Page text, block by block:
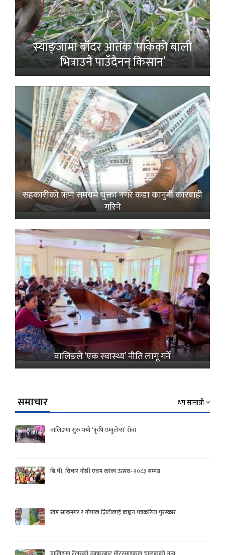
स्याङ्जामा बाँदर आतंक ‘पाकेको बाली
भित्राउनै पाउँदैनन् किसान’
सहकारीको ऋण समयमै चुक्ता नगरे कडा कानुनी कारबाही
गरिने
वालिङले ‘एक स्वास्थ्य’ नीति लागू गर्ने
समाचार थप सामाग्री
वालिङमा सुरु भयो ‘कृषि एम्बुलेन्स’ सेवा
बि.पी. विचार गोष्ठी एवम काव्य उत्सव- २०८३ सम्पन्न
खेम सारुमगर र गोपाल जिटीलाई कञ्चन पत्रकरिता पुरस्कार